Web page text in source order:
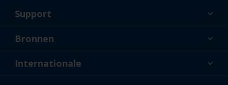
Support
Over ons
Bronnen
Nieuws
Internationale